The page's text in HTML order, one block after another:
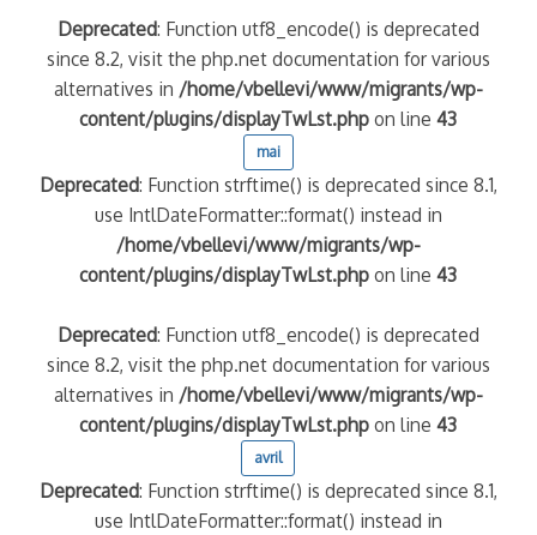
Deprecated: Function utf8_encode() is deprecated
since 8.2, visit the php.net documentation for various
alternatives in /home/vbellevi/www/migrants/wp-
content/plugins/displayTwLst.php on line43
mai
Deprecated: Function strftime() is deprecated since 8.1,
use IntlDateFormatter::format() instead in
/home/vbellevi/www/migrants/wp-
content/plugins/displayTwLst.php on line43
Deprecated: Function utf8_encode() is deprecated
since 8.2, visit the php.net documentation for various
alternatives in /home/vbellevi/www/migrants/wp-
content/plugins/displayTwLst.php on line43
avril
Deprecated: Function strftime() is deprecated since 8.1,
use IntlDateFormatter::format() instead in